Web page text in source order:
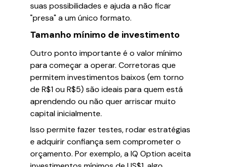
suas possibilidades e ajuda a não ficar
"presa" a um único formato.
Tamanho mínimo de investimento
Outro ponto importante é o valor mínimo
para começar a operar. Corretoras que
permitem investimentos baixos (em torno
de R$1 ou R$5) são ideais para quem está
aprendendo ou não quer arriscar muito
capital inicialmente.
Isso permite fazer testes, rodar estratégias
e adquirir confiança sem comprometer o
orçamento. Por exemplo, a IQ Option aceita